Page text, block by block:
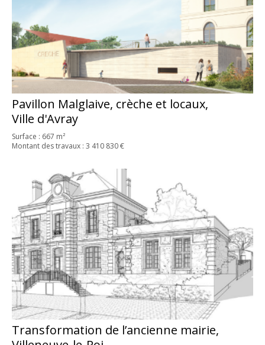
Pavillon Malglaive, crèche et locaux,
Ville d'Avray
Surface : 667 m²
Montant des travaux : 3 410 830 €
Transformation de l’ancienne mairie,